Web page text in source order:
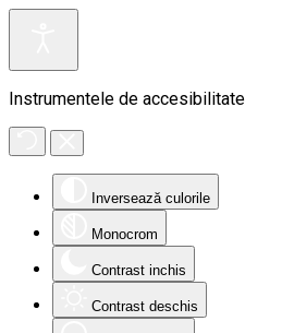
Instrumentele de accesibilitate
Inversează culorile
Monocrom
Contrast inchis
Contrast deschis